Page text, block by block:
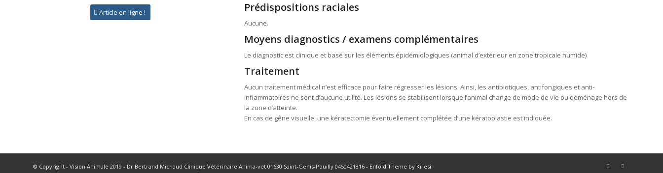
Article en ligne ! Prédispositions raciales
Aucune.
Moyens diagnostics / examens complémentaires
Le diagnostic est clinique et basé sur les éléments épidémiologiques (animal d’extérieur en zone tropicale humide)
Traitement
Aucun traitement médical n’est efficace pour faire régresser les lésions. Ainsi, les antibiotiques, antifongiques et anti-
inflammatoires ne sont d’aucune utilité. Les lésions se stabilisent lorsque l’animal change de mode de vie ou déménage hors de
la zone d’atteinte.
En cas de gêne visuelle, une kératectomie éventuellement complétée d’une kératoplastie est indiquée.
© Copyright - Vision Animale 2019 - Dr Bertrand Michaud Clinique Vétérinaire Anima-vet 01630 Saint-Genis-Pouilly 0450421816 - Enfold Theme by Kriesi